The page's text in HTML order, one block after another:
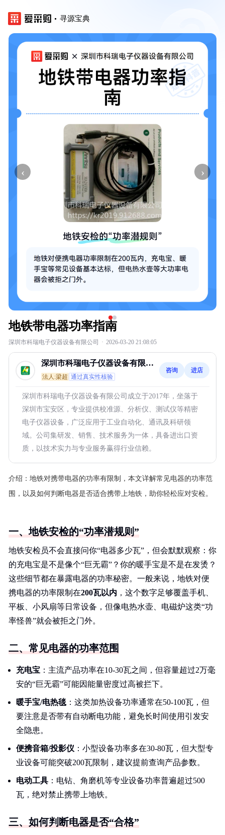
寻源宝典
‹ ›
地铁带电器功率指南
深圳市科瑞电子仪器设备有限公司 · 2026-03-20 21:08:05
深圳市科瑞电子仪器设备有限公
司
法人:梁超 通过真实性核验
咨询 进店
深圳市科瑞电子仪器设备有限公司成立于2017年，坐落于
深圳市宝安区，专业提供校准源、分析仪、测试仪等精密
电子仪器设备，广泛应用于工业自动化、通讯及科研领
域。公司集研发、销售、技术服务为一体，具备进出口资
质，以技术实力与专业服务赢得行业信赖。
介绍： 地铁对携带电器的功率有限制，本文详解常见电器的功率范
围，以及如何判断电器是否适合携带上地铁，助你轻松应对安检。
一、地铁安检的“功率潜规则”
地铁安检员不会直接问你“电器多少瓦”，但会默默观察：你
的充电宝是不是像个“巨无霸”？你的暖手宝是不是在发烫？
这些细节都在暴露电器的功率秘密。一般来说，地铁对便
携电器的功率限制在200瓦以内 ，这个数字足够覆盖手机、
平板、小风扇等日常设备，但像电热水壶、电磁炉这类“功
率怪兽”就会被拒之门外。
二、常见电器的功率范围
充电宝 ：主流产品功率在10-30瓦之间，但容量超过2万毫
安的“巨无霸”可能因能量密度过高被拦下。
暖手宝/电热毯 ：这类加热设备功率通常在50-100瓦，但
要注意是否带有自动断电功能，避免长时间使用引发安
全隐患。
便携音箱/投影仪 ：小型设备功率多在30-80瓦，但大型专
业设备可能突破200瓦限制，建议提前查询产品参数。
电动工具 ：电钻、角磨机等专业设备功率普遍超过500
瓦，绝对禁止携带上地铁。
三、如何判断电器是否“合格”